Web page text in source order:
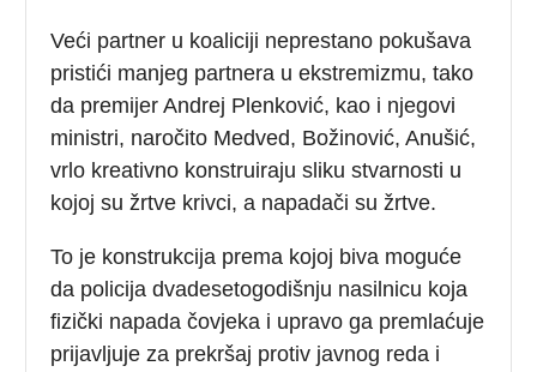
Veći partner u koaliciji neprestano pokušava
pristići manjeg partnera u ekstremizmu, tako
da premijer Andrej Plenković, kao i njegovi
ministri, naročito Medved, Božinović, Anušić,
vrlo kreativno konstruiraju sliku stvarnosti u
kojoj su žrtve krivci, a napadači su žrtve.
To je konstrukcija prema kojoj biva moguće
da policija dvadesetogodišnju nasilnicu koja
fizički napada čovjeka i upravo ga premlaćuje
prijavljuje za prekršaj protiv javnog reda i